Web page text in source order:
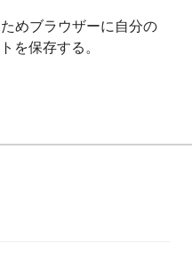
めブラウザーに自分の
を保存する。